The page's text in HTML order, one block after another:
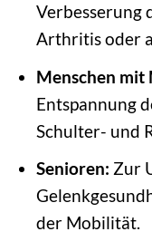
Verbesserung
Arthritis oder
Menschen mit
Entspannung
Schulter- und
Senioren: Zur
der Mobilität.